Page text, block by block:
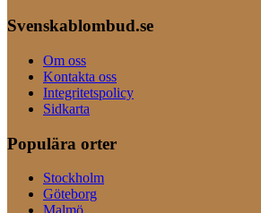
Svenskablombud.se
Om oss
Kontakta oss
Integritetspolicy
Sidkarta
Populära orter
Stockholm
Göteborg